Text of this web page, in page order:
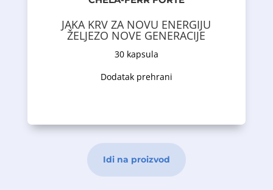
JAKA KRV ZA NOVU ENERGIJU
ŽELJEZO NOVE GENERACIJE
30 kapsula
Dodatak prehrani
Opis proizvoda
je dodatak prehrani koji sadrži
Ferrochel u obliku aminokiselinskog
visoko probavljivog i dobro
Idi na proizvod